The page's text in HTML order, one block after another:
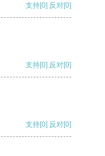
支持[0] 反对[0]
支持[0] 反对[0]
支持[0] 反对[0]